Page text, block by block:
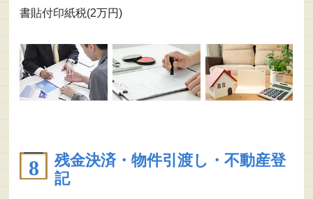
書貼付印紙税(2万円)
残金決済・物件引渡し・不動産登
記